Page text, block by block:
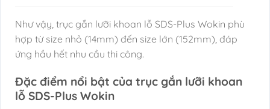
Như vậy, trục gắn lưỡi khoan lỗ SDS-Plus Wokin phù
hợp từ size nhỏ (14mm) đến size lớn (152mm), đáp
ứng hầu hết nhu cầu thi công.
Đặc điểm nổi bật của trục gắn lưỡi khoan
lỗ SDS-Plus Wokin